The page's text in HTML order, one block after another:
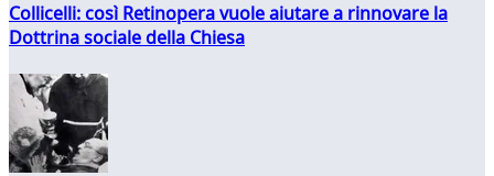
Collicelli: così Retinopera vuole aiutare a rinnovare la
Dottrina sociale della Chiesa